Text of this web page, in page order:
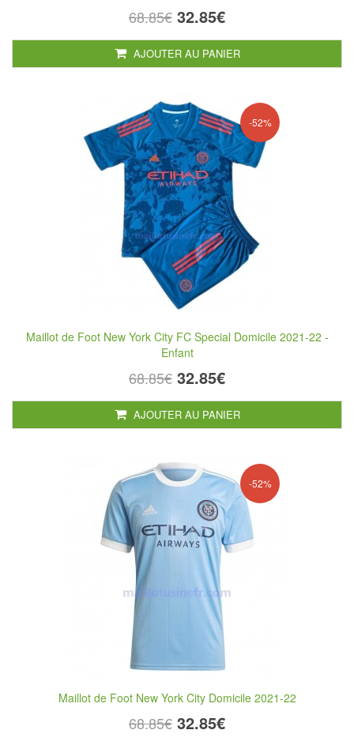
68.85€ 32.85€
AJOUTER AU PANIER
-52%
Maillot de Foot New York City FC Special Domicile 2021-22 -
Enfant
68.85€ 32.85€
AJOUTER AU PANIER
-52%
Maillot de Foot New York City Domicile 2021-22
68.85€ 32.85€